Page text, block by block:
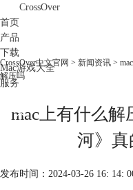
CrossOver
首页
产品
下载
Mac游戏大全
服务
购买
CrossOver中文官网 > 新闻资讯 >
解压吗
mac上有什么
河》真
发布时间：2024-03-26 16: 14: